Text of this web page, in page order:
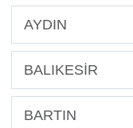
AYDIN
BALIKESİR
BARTIN